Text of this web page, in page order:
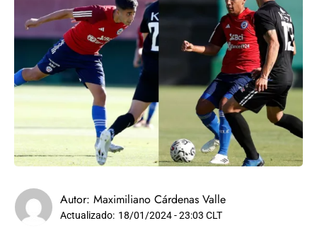
Autor: Maximiliano Cárdenas Valle
Actualizado: 18/01/2024 - 23:03 CLT